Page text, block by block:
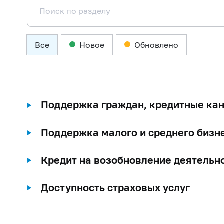
Все Новое Обновлено
Поддержка граждан, кредитные
Поддержка малого и среднего
Кредит на возобновление
Доступность страховых услуг